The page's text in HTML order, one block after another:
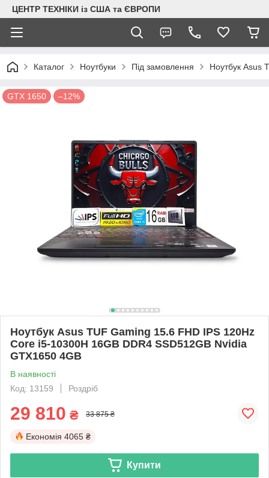
ЦЕНТР ТЕХНІКИ із США та ЄВРОПИ
Каталог Ноутбуки Під замовлення Ноутбук Asus
GTX 1650 –12%
Ноутбук Asus TUF Gaming 15.6 FHD IPS 120Hz
Core i5-10300H 16GB DDR4 SSD512GB Nvidia
GTX1650 4GB
В наявності
Код: 13159
Роздріб
29 810 ₴ 33 875 ₴
Економія 4065 ₴
Купити